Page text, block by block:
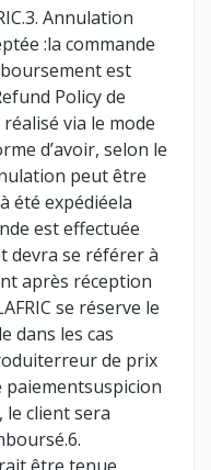
Annulation
:la commande
est
Policy de
via le mode
d’avoir, selon le
peut être
été expédiéela
est effectuée
devra se référer à
après réception
se réserve le
dans les cas
de prix
le client sera